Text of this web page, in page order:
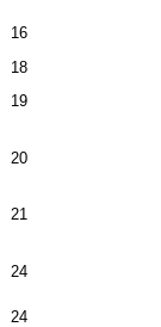
16
18
19
20
21
24
24